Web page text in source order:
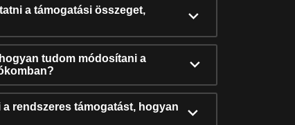
a támogatási összeget,
tudom módosítani a
rendszeres támogatást, hogyan